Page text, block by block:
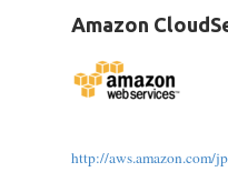
Amazon
http://aws.amazon.com/